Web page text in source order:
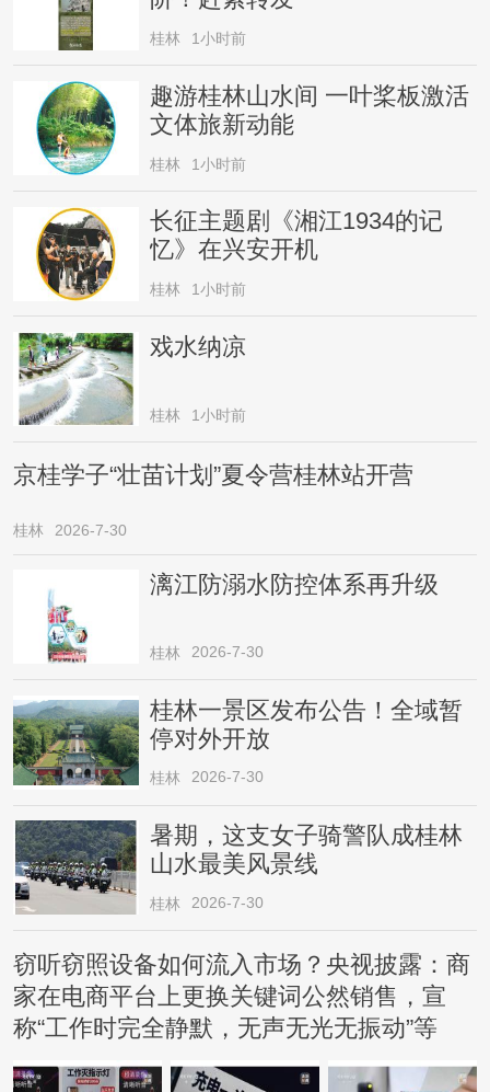
桂林 1小时前
趣游桂林山水间 一叶桨板激活
文体旅新动能
桂林 1小时前
长征主题剧《湘江1934的记
忆》在兴安开机
桂林 1小时前
戏水纳凉
桂林 1小时前
京桂学子“壮苗计划”夏令营桂林站开营
桂林 2026-7-30
漓江防溺水防控体系再升级
桂林 2026-7-30
桂林一景区发布公告！全域暂
停对外开放
桂林 2026-7-30
暑期，这支女子骑警队成桂林
山水最美风景线
桂林 2026-7-30
窃听窃照设备如何流入市场？央视披露：商
家在电商平台上更换关键词公然销售，宣
称“工作时完全静默，无声无光无振动”等